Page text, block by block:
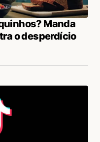
Manda
o desperdício